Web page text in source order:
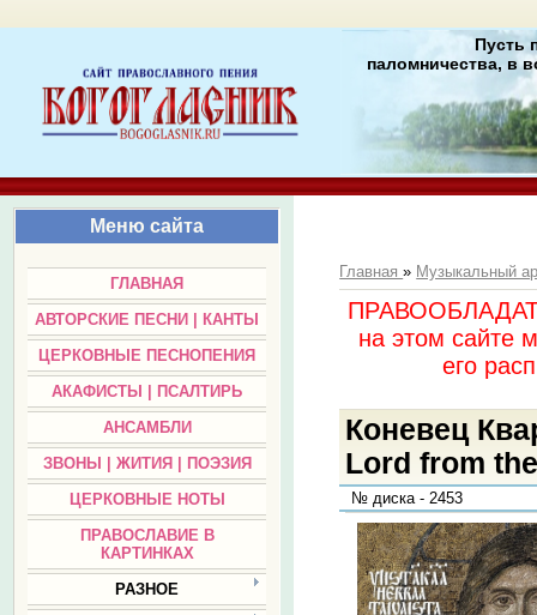
Пусть
паломничества, в
Меню сайта
ГЛАВНАЯ
АВТОРСКИЕ ПЕСНИ | КАНТЫ
ЦЕРКОВНЫЕ ПЕСНОПЕНИЯ
АКАФИСТЫ | ПСАЛТИРЬ
АНСАМБЛИ
ЗВОНЫ | ЖИТИЯ | ПОЭЗИЯ
ЦЕРКОВНЫЕ НОТЫ
ПРАВОСЛАВИЕ В
КАРТИНКАХ
РАЗНОЕ
Главная» Музыкальный
на этом сайте
его
Коневец
Lord from
№ диска - 2453